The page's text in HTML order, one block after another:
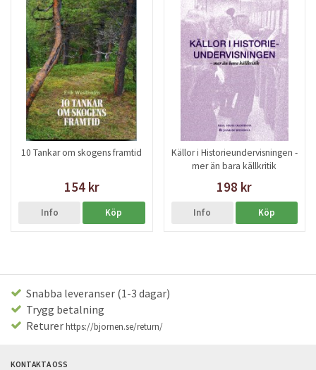
10 Tankar om skogens framtid
154 kr
Info Köp
Källor i Historieundervisningen -
mer än bara källkritik
198 kr
Info Köp
Snabba leveranser (1-3 dagar)
Trygg betalning
Returerhttps://bjornen.se/return/
KONTAKTA OSS